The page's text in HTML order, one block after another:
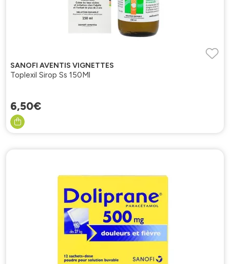
SANOFI AVENTIS VIGNETTES
Toplexil Sirop Ss 150Ml
6,50€